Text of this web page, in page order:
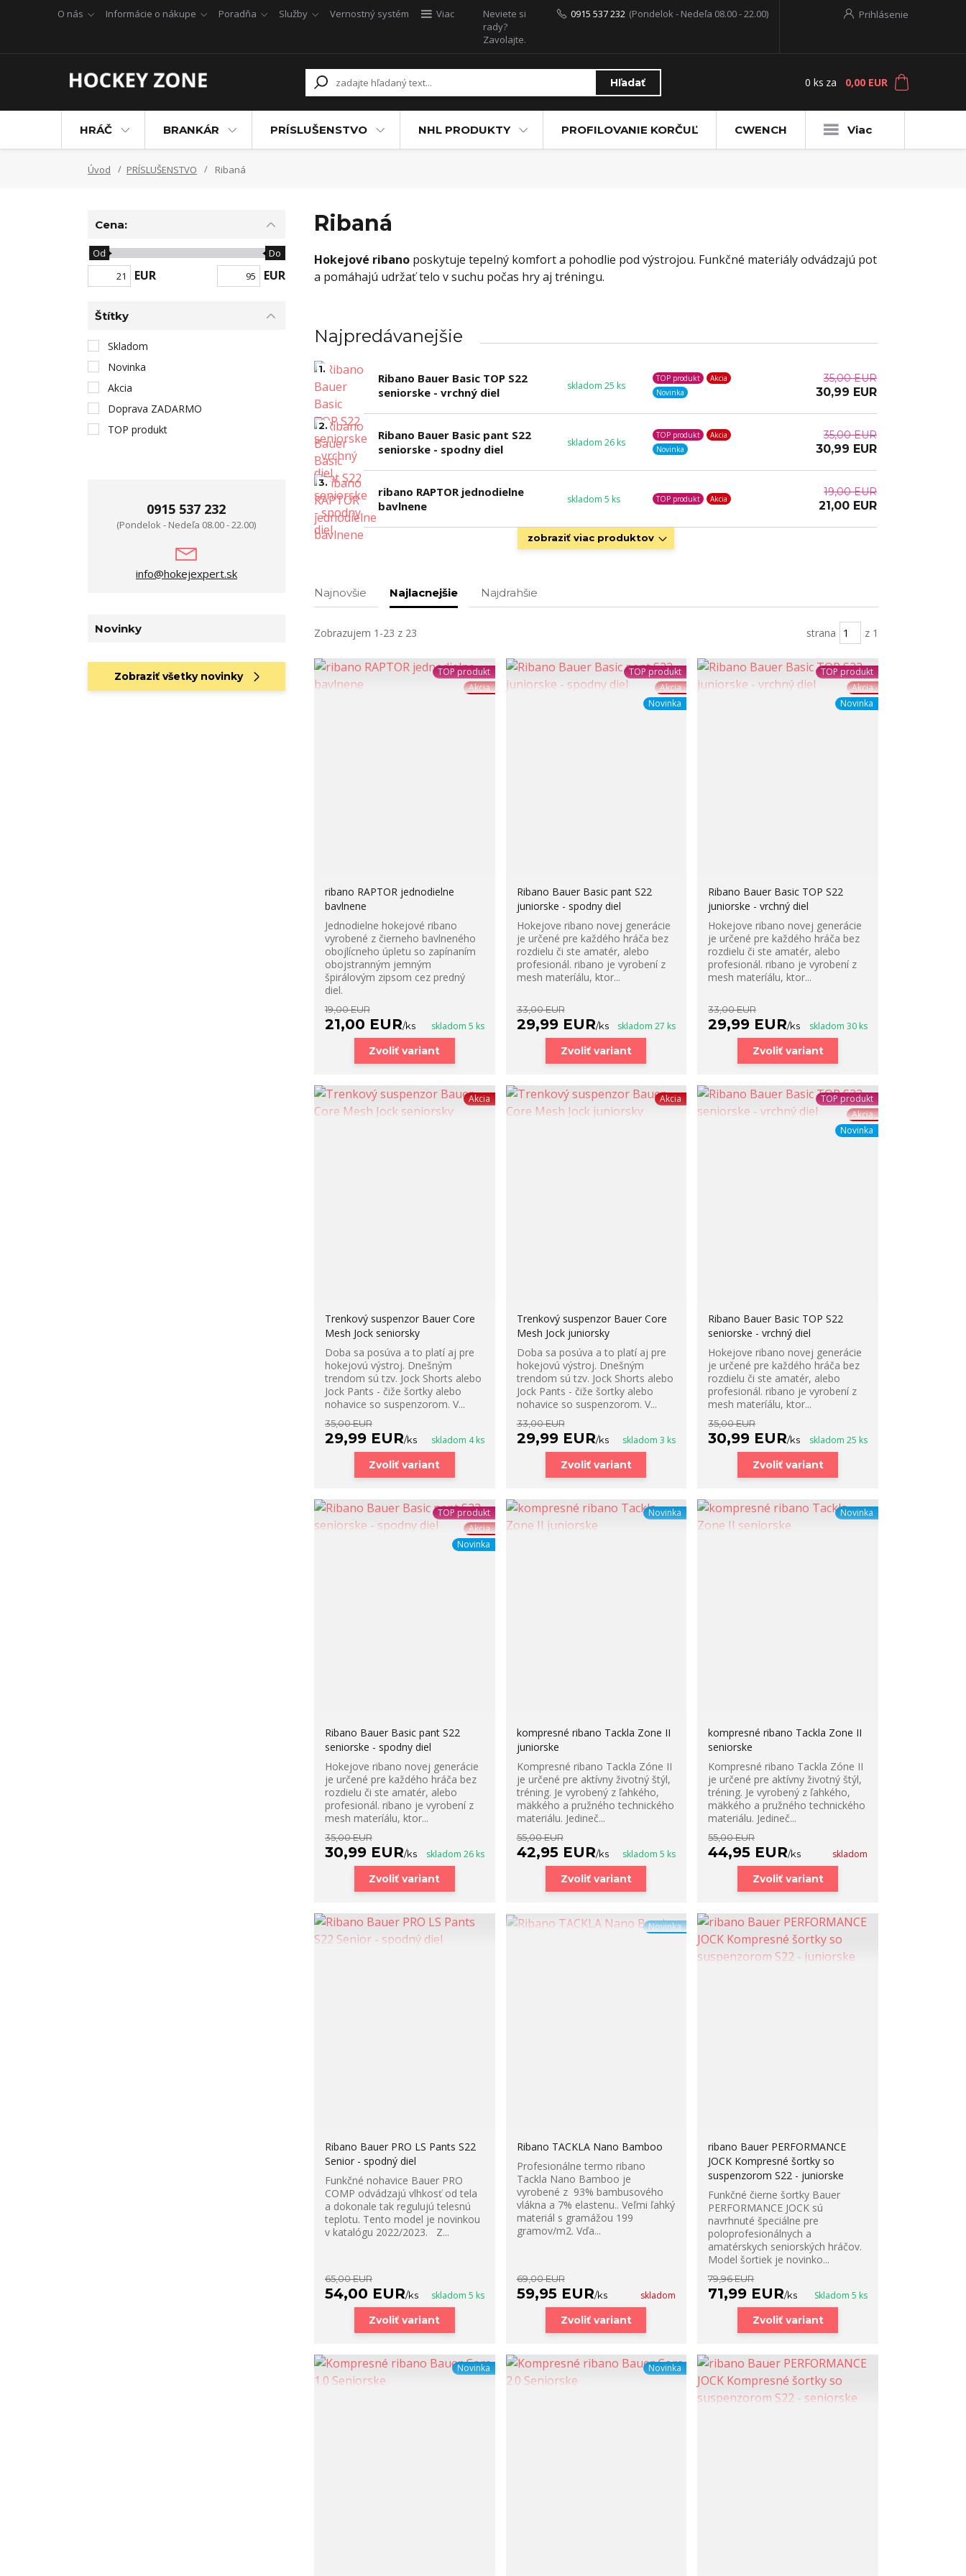
O nás Informácie o nákupe Poradňa Služby Vernostný systém Viac Prihlásenie
Hľadať
Neviete si
rady?
Zavolajte.
0915 537 232 (Pondelok - Nedeľa 08.00 - 22.00)
0 ks za 0,00 EUR
HRÁČ BRANKÁR PRÍSLUŠENSTVO NHL PRODUKTY PROFILOVANIE KORČUĽ CWENCH Viac
Úvod PRÍSLUŠENSTVO Ribaná
Ribaná
Hokejové ribanoposkytuje tepelný komfort a pohodlie pod výstrojou. Funkčné materiály odvádzajú pot
a pomáhajú udržať telo v suchu počas hry aj tréningu.
Najpredávanejšie
1.
Ribano Bauer Basic TOP S22
seniorske - vrchný diel
skladom 25 ks
TOP produkt
Akcia
Novinka
35,00 EUR
30,99 EUR
2.
Ribano Bauer Basic pant S22
seniorske - spodny diel
skladom 26 ks
TOP produkt
Akcia
Novinka
35,00 EUR
30,99 EUR
3.
ribano RAPTOR jednodielne
bavlnene
skladom 5 ks TOP produkt Akcia
19,00 EUR
21,00 EUR
zobraziť viac produktov
Najnovšie Najlacnejšie Najdrahšie
Zobrazujem 1-23 z 23 strana z 1
TOP produkt
Akcia
ribano RAPTOR jednodielne
bavlnene
Jednodielne hokejové ribano
vyrobené z čierneho bavlneného
obojlícneho úpletu so zapínaním
obojstranným jemným
špirálovým zipsom cez predný
diel.
19,00 EUR
21,00 EUR/ks skladom 5 ks
Zvoliť variant
TOP produkt
Akcia
Novinka
Ribano Bauer Basic pant S22
juniorske - spodny diel
Hokejove ribano novej generácie
je určené pre každého hráča bez
rozdielu či ste amatér, alebo
profesionál. ribano je vyrobení z
mesh materíálu, ktor...
33,00 EUR
29,99 EUR/ks skladom 27 ks
Zvoliť variant
TOP produkt
Akcia
Novinka
Ribano Bauer Basic TOP S22
juniorske - vrchný diel
Hokejove ribano novej generácie
je určené pre každého hráča bez
rozdielu či ste amatér, alebo
profesionál. ribano je vyrobení z
mesh materíálu, ktor...
33,00 EUR
29,99 EUR/ks skladom 30 ks
Zvoliť variant
Akcia
Trenkový suspenzor Bauer Core
Mesh Jock seniorsky
Doba sa posúva a to platí aj pre
hokejovú výstroj. Dnešným
trendom sú tzv. Jock Shorts alebo
Jock Pants - čiže šortky alebo
nohavice so suspenzorom. V...
35,00 EUR
29,99 EUR/ks skladom 4 ks
Zvoliť variant
Akcia
Trenkový suspenzor Bauer Core
Mesh Jock juniorsky
Doba sa posúva a to platí aj pre
hokejovú výstroj. Dnešným
trendom sú tzv. Jock Shorts alebo
Jock Pants - čiže šortky alebo
nohavice so suspenzorom. V...
33,00 EUR
29,99 EUR/ks skladom 3 ks
Zvoliť variant
TOP produkt
Akcia
Novinka
Ribano Bauer Basic TOP S22
seniorske - vrchný diel
Hokejove ribano novej generácie
je určené pre každého hráča bez
rozdielu či ste amatér, alebo
profesionál. ribano je vyrobení z
mesh materíálu, ktor...
35,00 EUR
30,99 EUR/ks skladom 25 ks
Zvoliť variant
TOP produkt
Akcia
Novinka
Ribano Bauer Basic pant S22
seniorske - spodny diel
Hokejove ribano novej generácie
je určené pre každého hráča bez
rozdielu či ste amatér, alebo
profesionál. ribano je vyrobení z
mesh materíálu, ktor...
35,00 EUR
30,99 EUR/ks skladom 26 ks
Zvoliť variant
Novinka
kompresné ribano Tackla Zone II
juniorske
Kompresné ribano Tackla Zóne II
je určené pre aktívny životný štýl,
tréning. Je vyrobený z ľahkého,
mäkkého a pružného technického
materiálu. Jedineč...
55,00 EUR
42,95 EUR/ks skladom 5 ks
Zvoliť variant
Novinka
kompresné ribano Tackla Zone II
seniorske
Kompresné ribano Tackla Zóne II
je určené pre aktívny životný štýl,
tréning. Je vyrobený z ľahkého,
mäkkého a pružného technického
materiálu. Jedineč...
55,00 EUR
44,95 EUR/ks skladom
Zvoliť variant
Ribano Bauer PRO LS Pants S22
Senior - spodný diel
Funkčné nohavice Bauer PRO
COMP odvádzajú vlhkosť od tela
a dokonale tak regulujú telesnú
teplotu. Tento model je novinkou
v katalógu 2022/2023. Z...
65,00 EUR
54,00 EUR/ks skladom 5 ks
Zvoliť variant
Novinka
Ribano TACKLA Nano Bamboo
Profesionálne termo ribano
Tackla Nano Bamboo je
vyrobené z 93% bambusového
vlákna a 7% elastenu.. Veľmi ľahký
materiál s gramážou 199
gramov/m2. Vďa...
69,00 EUR
59,95 EUR/ks skladom
Zvoliť variant
ribano Bauer PERFORMANCE
JOCK Kompresné šortky so
suspenzorom S22 - juniorske
Funkčné čierne šortky Bauer
PERFORMANCE JOCK sú
navrhnuté špeciálne pre
poloprofesionálnych a
amatérskych seniorských hráčov.
Model šortiek je novinko...
79,96 EUR
71,99 EUR/ks Skladom 5 ks
Zvoliť variant
Novinka Novinka
Cena:
EUR
Od Do
EUR
Štítky
Skladom
Novinka
Akcia
Doprava ZADARMO
TOP produkt
0915 537 232
(Pondelok - Nedeľa 08.00 - 22.00)
info@hokejexpert.sk
Novinky
Zobraziť všetky novinky